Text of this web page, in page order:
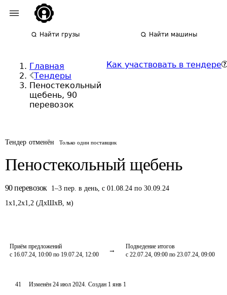
Найти грузы Найти машины
Главная
Тендеры
Пеностекольный
щебень, 90
перевозок
Как участвовать в тендере
Тендер отменён Только один поставщик
Пеностекольный щебень
90 перевозок 1–3 пер. в день, с 01.08.24 по 30.09.24
1x1,2x1,2 (ДxШxВ, м)
Приём предложений
с 16.07.24, 10:00 по 19.07.24, 12:00
Подведение итогов
с 22.07.24, 09:00 по 23.07.24, 09:00
41 Изменён24 июл 2024. Создан 1 янв 1